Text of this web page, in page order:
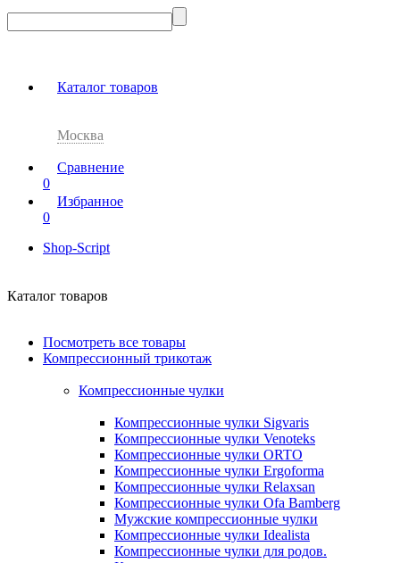
Каталог товаров
Москва
Сравнение
0
Избранное
0
Shop-Script
Каталог товаров
Посмотреть все товары
Компрессионный трикотаж
Компрессионные чулки
Компрессионные чулки Sigvaris
Компрессионные чулки Venoteks
Компрессионные чулки ORTO
Компрессионные чулки Ergoforma
Компрессионные чулки Relaxsan
Компрессионные чулки Ofa Bamberg
Мужские компрессионные чулки
Компрессионные чулки Idealista
Компрессионные чулки для родов.